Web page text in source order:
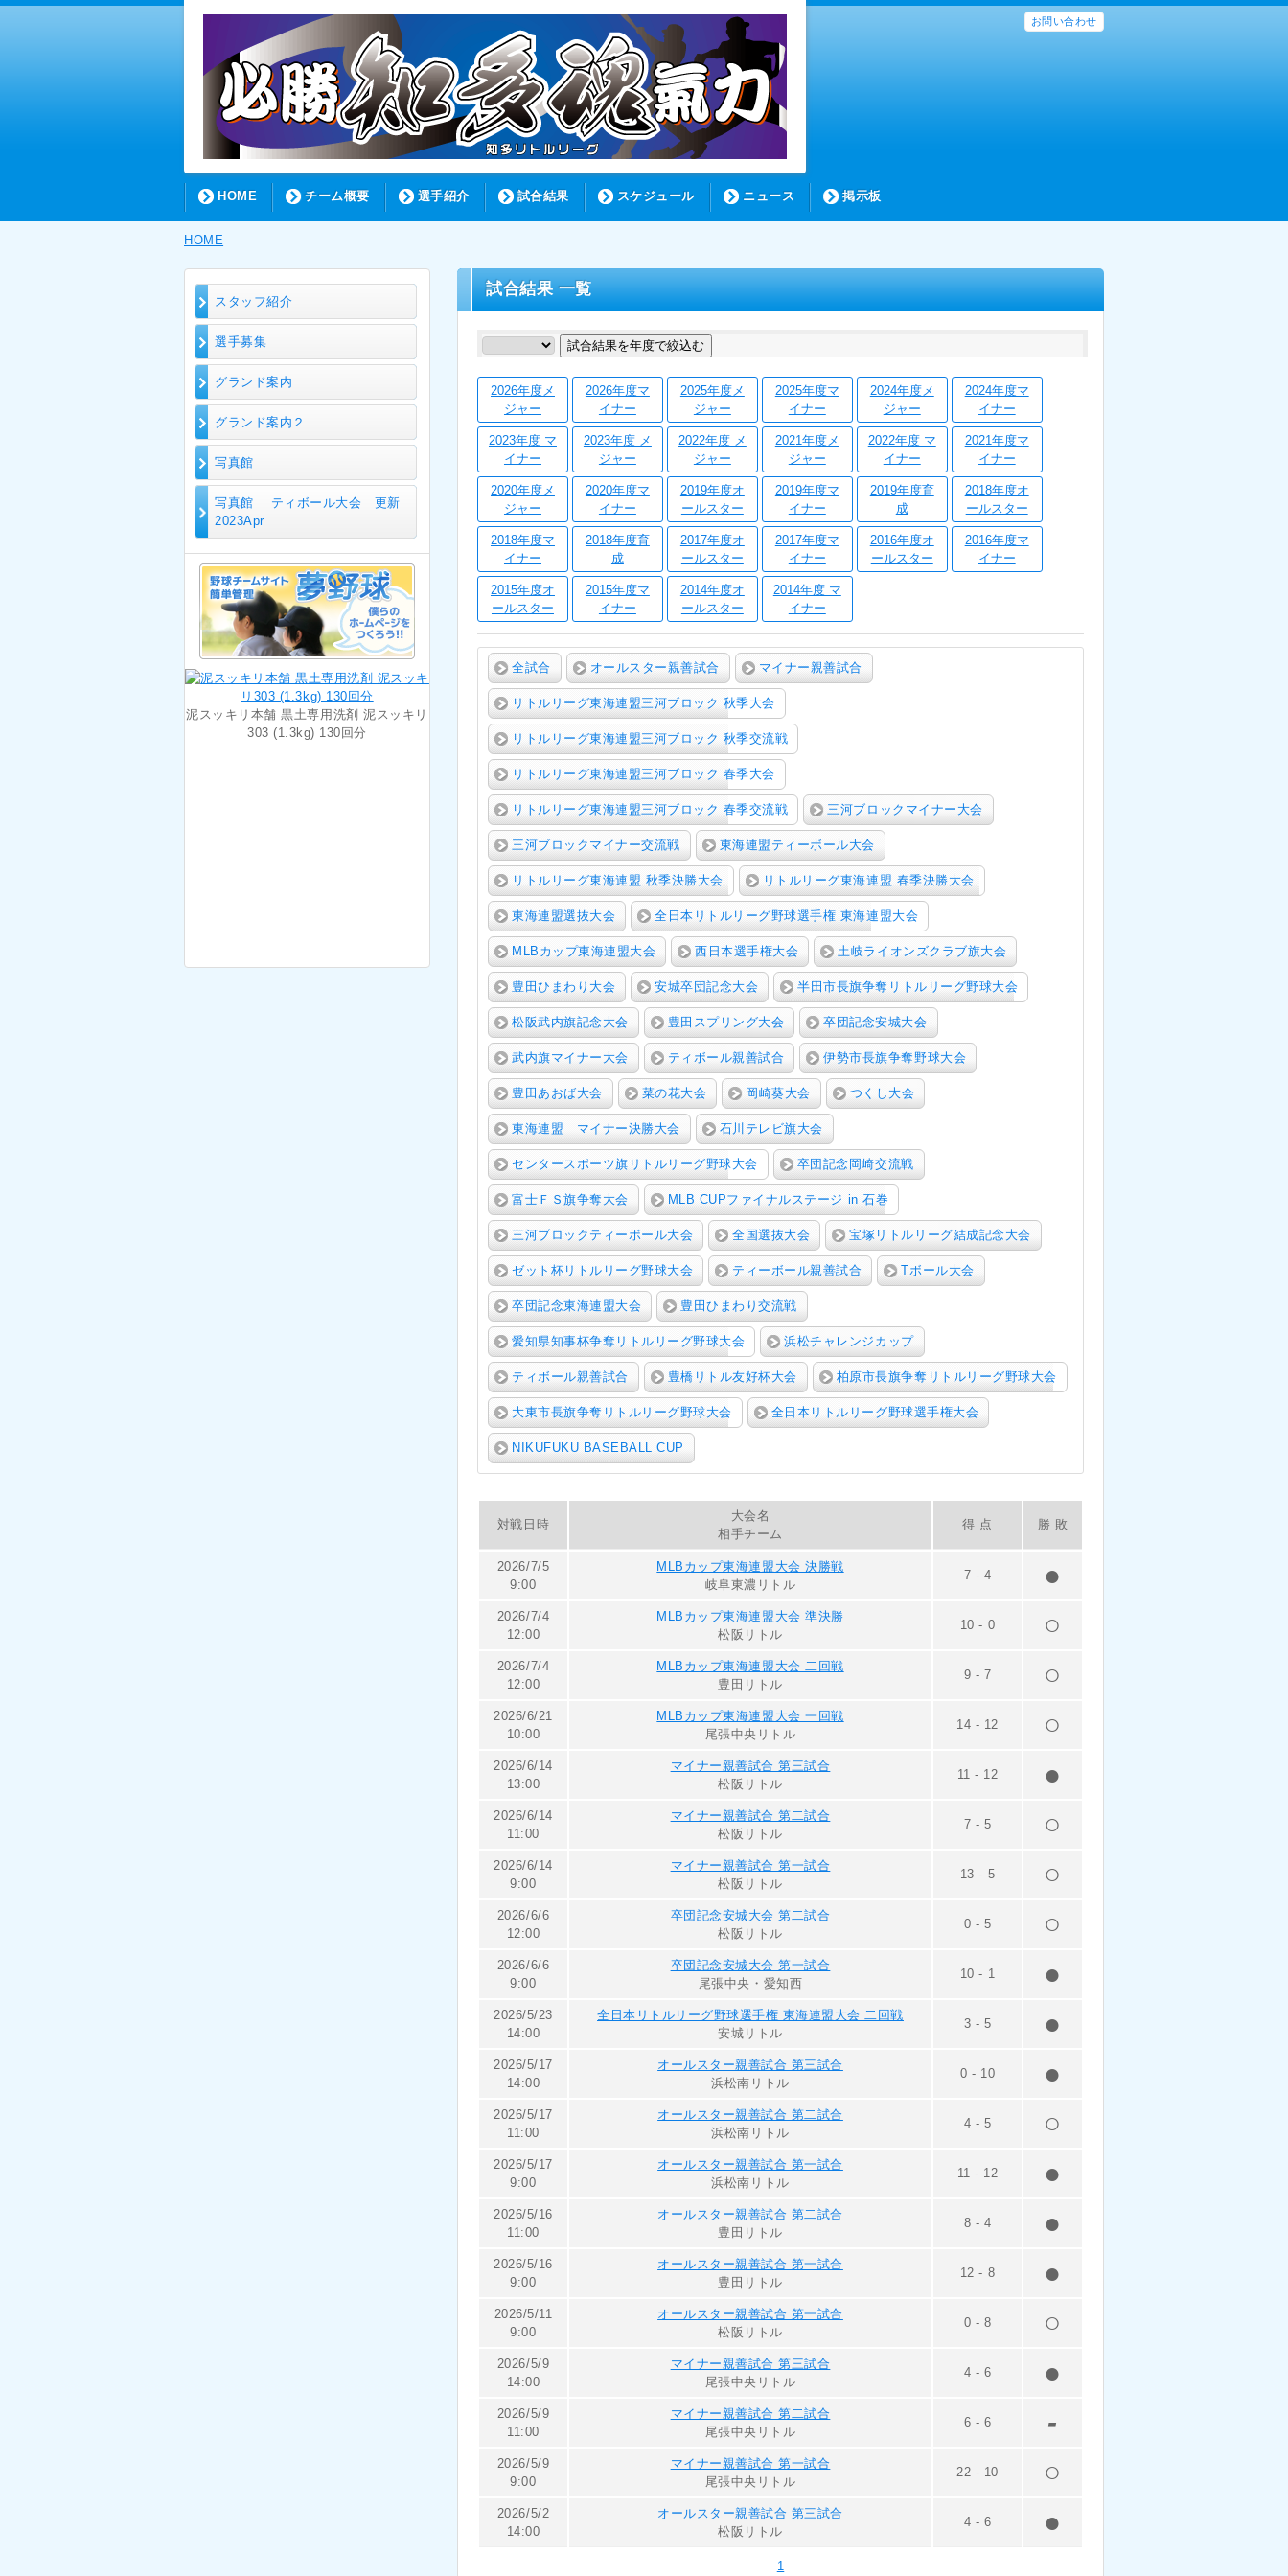
お問い合わせ
HOME チーム概要 選手紹介 試合結果 スケジュール ニュース 掲示板
HOME
スタッフ紹介
選手募集
グランド案内
グランド案内２
写真館
写真館 ティボール大会 更新
2023Apr
泥スッキリ本舗 黒土専用洗剤 泥スッキリ
303 (1.3kg) 130回分
試合結果 一覧
試合結果を年度で絞込む
2026年度メ
ジャー
2026年度マ
イナー
2025年度メ
ジャー
2025年度マ
イナー
2024年度メ
ジャー
2024年度マ
イナー
2023年度 マ
イナー
2023年度 メ
ジャー
2022年度 メ
ジャー
2021年度メ
ジャー
2022年度 マ
イナー
2021年度マ
イナー
2020年度メ
ジャー
2020年度マ
イナー
2019年度オ
ールスター
2019年度マ
イナー
2019年度育
成
2018年度オ
ールスター
2018年度マ
イナー
2018年度育
成
2017年度オ
ールスター
2017年度マ
イナー
2016年度オ
ールスター
2016年度マ
イナー
2015年度オ
ールスター
2015年度マ
イナー
2014年度オ
ールスター
2014年度 マ
イナー
全試合 オールスター親善試合 マイナー親善試合
リトルリーグ東海連盟三河ブロック 秋季大会
リトルリーグ東海連盟三河ブロック 秋季交流戦
リトルリーグ東海連盟三河ブロック 春季大会
リトルリーグ東海連盟三河ブロック 春季交流戦 三河ブロックマイナー大会
三河ブロックマイナー交流戦 東海連盟ティーボール大会
リトルリーグ東海連盟 秋季決勝大会 リトルリーグ東海連盟 春季決勝大会
東海連盟選抜大会 全日本リトルリーグ野球選手権 東海連盟大会
MLBカップ東海連盟大会 西日本選手権大会 土岐ライオンズクラブ旗大会
豊田ひまわり大会 安城卒団記念大会 半田市長旗争奪リトルリーグ野球大会
松阪武内旗記念大会 豊田スプリング大会 卒団記念安城大会
武内旗マイナー大会 ティボール親善試合 伊勢市長旗争奪野球大会
豊田あおば大会 菜の花大会 岡崎葵大会 つくし大会
東海連盟 マイナー決勝大会 石川テレビ旗大会
センタースポーツ旗リトルリーグ野球大会 卒団記念岡崎交流戦
富士ＦＳ旗争奪大会 MLB CUPファイナルステージ in 石巻
三河ブロックティーボール大会 全国選抜大会 宝塚リトルリーグ結成記念大会
ゼット杯リトルリーグ野球大会 ティーボール親善試合 Tボール大会
卒団記念東海連盟大会 豊田ひまわり交流戦
愛知県知事杯争奪リトルリーグ野球大会 浜松チャレンジカップ
ティボール親善試合 豊橋リトル友好杯大会 柏原市長旗争奪リトルリーグ野球大会
大東市長旗争奪リトルリーグ野球大会 全日本リトルリーグ野球選手権大会
NIKUFUKU BASEBALL CUP
対戦日時
大会名
相手チーム
得 点 勝 敗
2026/7/5
9:00
MLBカップ東海連盟大会 決勝戦
岐阜東濃リトル
7 - 4
2026/7/4
12:00
MLBカップ東海連盟大会 準決勝
松阪リトル
10 - 0
2026/7/4
12:00
MLBカップ東海連盟大会 二回戦
豊田リトル
9 - 7
2026/6/21
10:00
MLBカップ東海連盟大会 一回戦
尾張中央リトル
14 - 12
2026/6/14
13:00
マイナー親善試合 第三試合
松阪リトル
11 - 12
2026/6/14
11:00
マイナー親善試合 第二試合
松阪リトル
7 - 5
2026/6/14
9:00
マイナー親善試合 第一試合
松阪リトル
13 - 5
2026/6/6
12:00
卒団記念安城大会 第二試合
松阪リトル
0 - 5
2026/6/6
9:00
卒団記念安城大会 第一試合
尾張中央・愛知西
10 - 1
2026/5/23
14:00
全日本リトルリーグ野球選手権 東海連盟大会 二回戦
安城リトル
3 - 5
2026/5/17
14:00
オールスター親善試合 第三試合
浜松南リトル
0 - 10
2026/5/17
11:00
オールスター親善試合 第二試合
浜松南リトル
4 - 5
2026/5/17
9:00
オールスター親善試合 第一試合
浜松南リトル
11 - 12
2026/5/16
11:00
オールスター親善試合 第二試合
豊田リトル
8 - 4
2026/5/16
9:00
オールスター親善試合 第一試合
豊田リトル
12 - 8
2026/5/11
9:00
オールスター親善試合 第一試合
松阪リトル
0 - 8
2026/5/9
14:00
マイナー親善試合 第三試合
尾張中央リトル
4 - 6
2026/5/9
11:00
マイナー親善試合 第二試合
尾張中央リトル
6 - 6
2026/5/9
9:00
マイナー親善試合 第一試合
尾張中央リトル
22 - 10
2026/5/2
14:00
オールスター親善試合 第三試合
松阪リトル
4 - 6
1